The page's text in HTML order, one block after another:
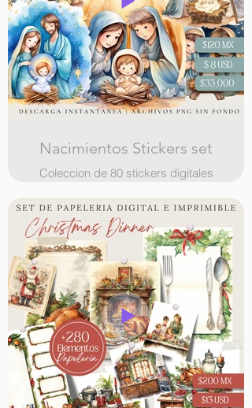
Nacimientos Stickers set
Coleccion de 80 stickers digitales
nacimientos